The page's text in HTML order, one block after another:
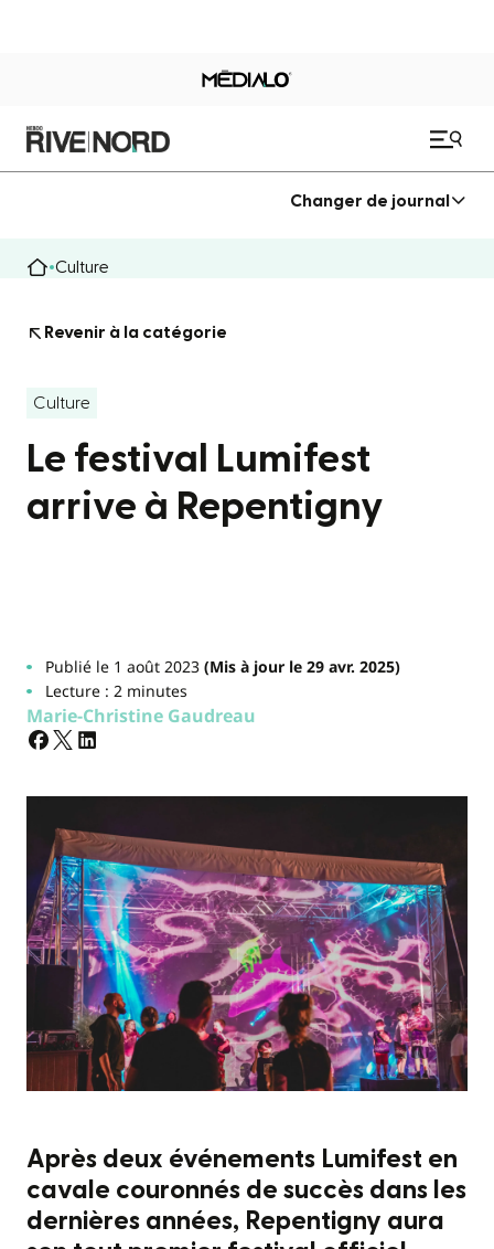
Changer de journal
Culture
Revenir à la catégorie
Culture
Le festival Lumifest
arrive à Repentigny
Publié le 1 août 2023(Mis à jour le 29 avr. 2025)
Lecture : 2 minutes
Marie-Christine Gaudreau
Après deux événements Lumifest en
cavale couronnés de succès dans les
dernières années, Repentigny aura